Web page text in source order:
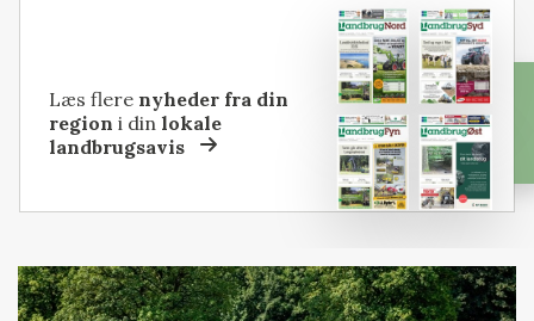
Læs flere nyheder fra din
region i dinlokale
landbrugsavis